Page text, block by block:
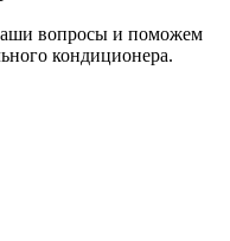
вопросы и поможем
кондиционера.